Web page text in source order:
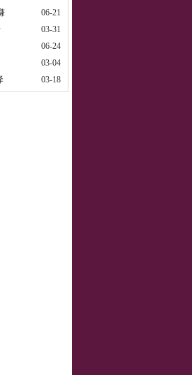
06-21
03-31
06-24
03-04
03-18